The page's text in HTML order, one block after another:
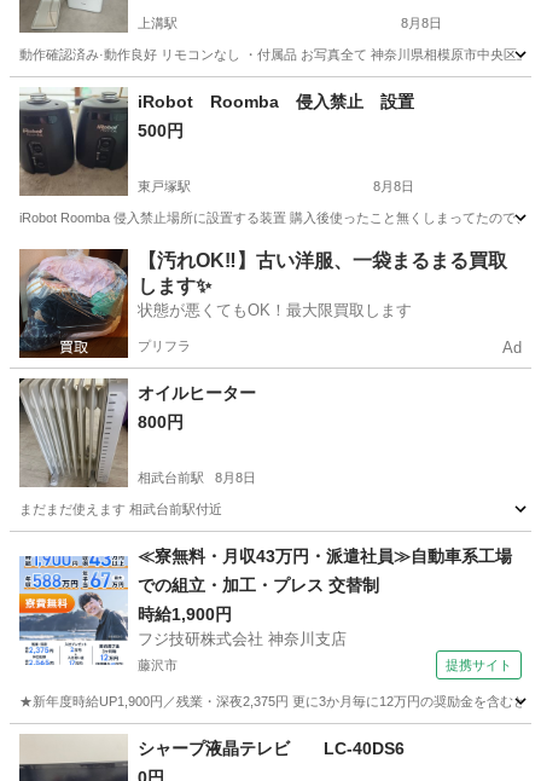
上溝駅 8月8日
動作確認済み·動作良好 リモコンなし ・付属品 お写真全て 神奈川県相模原市中央区
神奈川 相模原市 季節、空調家電 リモコン
iRobot Roomba 侵入禁止 設置
500円
東戸塚駅 8月8日
iRobot Roomba 侵入禁止場所に設置する装置 購入後使ったこと無くしまってたので
神奈川 横浜市 東戸塚駅 生活家電 場所
【汚れOK‼️】古い洋服、一袋まるまる買取
します✨
状態が悪くてもOK！最大限買取します
プリフラ Ad
オイルヒーター
800円
相武台前駅 8月8日
まだまだ使えます 相武台前駅付近
相武台前駅 季節、空調家電 付近
≪寮無料・月収43万円・派遣社員≫自動車系工場
での組立・加工・プレス 交替制
時給1,900円
フジ技研株式会社 神奈川支店
藤沢市 提携サイト
★新年度時給UP1,900円／残業・深夜2,375円 更に3か月毎に12万円の奨励金を含む
神奈川 藤沢市 その他
シャープ液晶テレビ LC-40DS6